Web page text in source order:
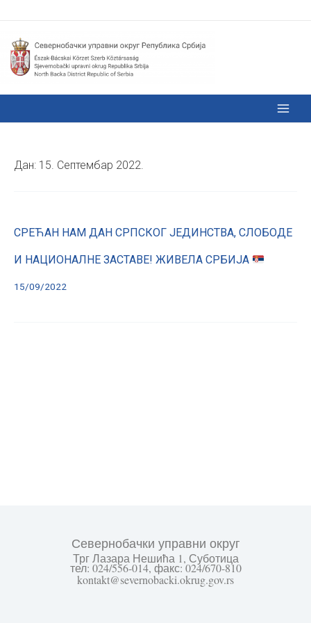
Дан: 15. Септембар 2022.
СРЕЋАН НАМ ДАН СРПСКОГ ЈЕДИНСТВА, СЛОБОДЕ
И НАЦИОНАЛНЕ ЗАСТАВЕ! ЖИВЕЛА СРБИЈА
15/09/2022
Севернобачки управни округ
Трг Лазара Нешића 1, Суботица
тел: 024/556-014, факс: 024/670-810
kontakt@severnobacki.okrug.gov.rs